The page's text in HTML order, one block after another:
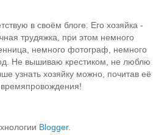
в своём блоге. Его хозяйка -
трудяжка, при этом немного
немного фотограф, немного
Не вышиваю крестиком, не люблю
узнать хозяйку можно, почитав её
Blogger.